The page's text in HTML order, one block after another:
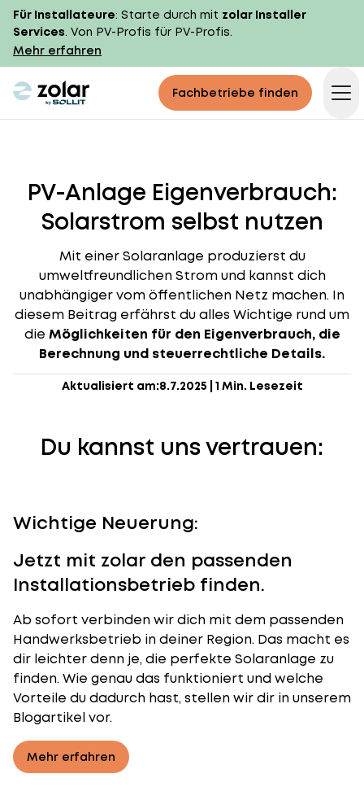
Für Installateure: Starte durch mit zolar Installer
Services. Von PV-Profis für PV-Profis.
Mehr erfahren
zolar logo Fachbetriebe finden
PV-Anlage Eigenverbrauch:
Solarstrom selbst nutzen
Mit einer Solaranlage produzierst du
umweltfreundlichen Strom und kannst dich
unabhängiger vom öffentlichen Netz machen. In
diesem Beitrag erfährst du alles Wichtige rund um
die Möglichkeiten für den Eigenverbrauch, die
Berechnung und steuerrechtliche Details.
Aktualisiert am:8.7.2025 1 Min. Lesezeit
Du kannst uns vertrauen:
Wichtige Neuerung:
Jetzt mit zolar den passenden
Installationsbetrieb finden.
Ab sofort verbinden wir dich mit dem passenden
Handwerksbetrieb in deiner Region. Das macht es
dir leichter denn je, die perfekte Solaranlage zu
finden. Wie genau das funktioniert und welche
Vorteile du dadurch hast, stellen wir dir in unserem
Blogartikel vor.
Mehr erfahren